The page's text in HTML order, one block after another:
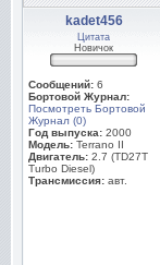
kadet456
Цитата
Новичок
Сообщений: 6
Бортовой Журнал:
Посмотреть Бортовой
Журнал (0)
Год выпуска: 2000
Модель: Terrano II
Двигатель: 2.7 (TD27T
Turbo Diesel)
Трансмиссия: авт.